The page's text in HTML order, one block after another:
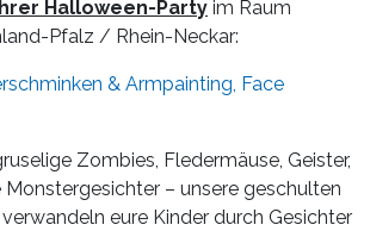
Halloween-Party im Raum
Pfalz / Rhein-Neckar:
& Armpainting, Face
Zombies, Fledermäuse, Geister,
Monster­gesichter – unsere geschulten
eure Kinder durch Gesichter